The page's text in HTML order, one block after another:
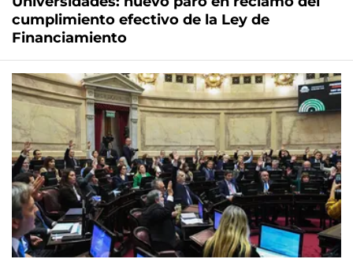
cumplimiento efectivo de la Ley de
Financiamiento